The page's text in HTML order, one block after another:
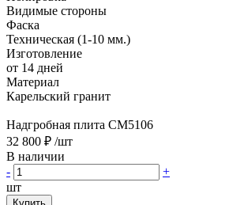
Видимые стороны
Фаска
Техническая (1-10 мм.)
Изготовление
от 14 дней
Материал
Карельский гранит
Надгробная плита CM5106
32 800 ₽ /шт
В наличии
-
+
шт